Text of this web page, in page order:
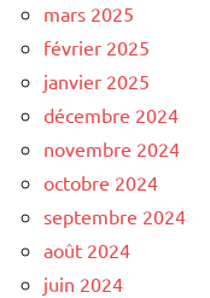
mars 2025
février 2025
janvier 2025
décembre 2024
novembre 2024
octobre 2024
septembre 2024
août 2024
juin 2024